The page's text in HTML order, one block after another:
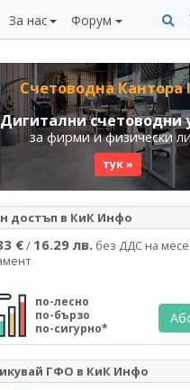
За нас Форум
Счетоводна Кантора
Дигитални счетоводни
за фирми и физически
тук »
достъп в КиК Инфо
€/ 16.29 лв. без ДДС на
по-лесно
по-бързо
по-сигурно*
ГФО в КиК Инфо